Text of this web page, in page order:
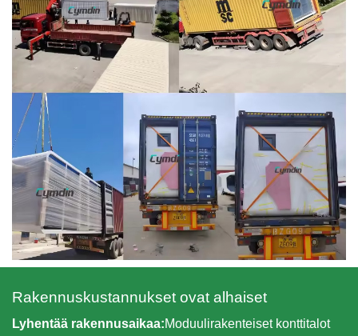
Rakennuskustannukset ovat alhaiset
Lyhentää rakennusaikaa:Moduulirakenteiset konttitalot